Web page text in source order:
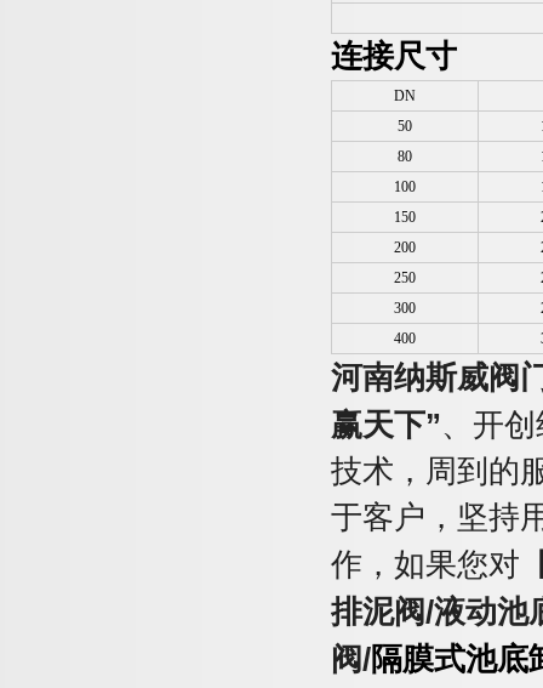
连接尺寸
DN
50
80
100
150
200
250
300
400
河南纳斯威阀
赢天下”、开
技术，周到的
于客户，坚持
作，如果您对
排泥阀/液动池
阀/隔膜式池底